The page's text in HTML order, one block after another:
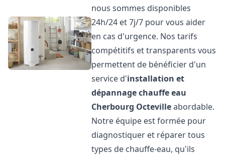
nous sommes disponibles
24h/24 et 7j/7 pour vous aider
en cas d'urgence. Nos tarifs
compétitifs et transparents vous
permettent de bénéficier d'un
service d'installation et
dépannage chauffe eau
Cherbourg Octevilleabordable.
Notre équipe est formée pour
diagnostiquer et réparer tous
types de chauffe-eau, qu'ils